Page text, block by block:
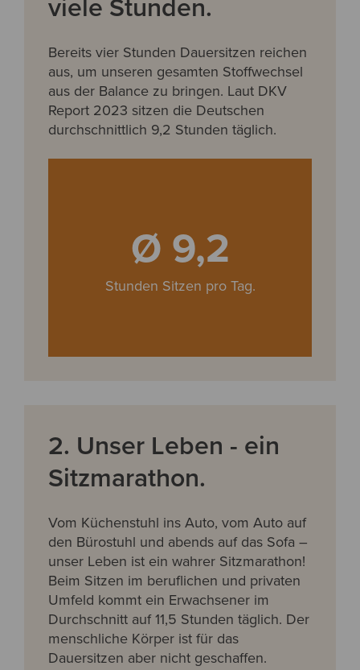
Bereits vier Stunden Dauersitzen reichen
aus, um unseren gesamten Stoffwechsel
aus der Balance zu bringen. Laut DKV
Report 2023 sitzen die Deutschen
durchschnittlich 9,2 Stunden täglich.
Ø 9,2
Stunden Sitzen pro Tag.
2. Unser Leben - ein
Sitzmarathon.
Vom Küchenstuhl ins Auto, vom Auto auf
den Bürostuhl und abends auf das Sofa –
unser Leben ist ein wahrer Sitzmarathon!
Beim Sitzen im beruflichen und privaten
Umfeld kommt ein Erwachsener im
Durchschnitt auf 11,5 Stunden täglich. Der
menschliche Körper ist für das
Dauersitzen aber nicht geschaffen.